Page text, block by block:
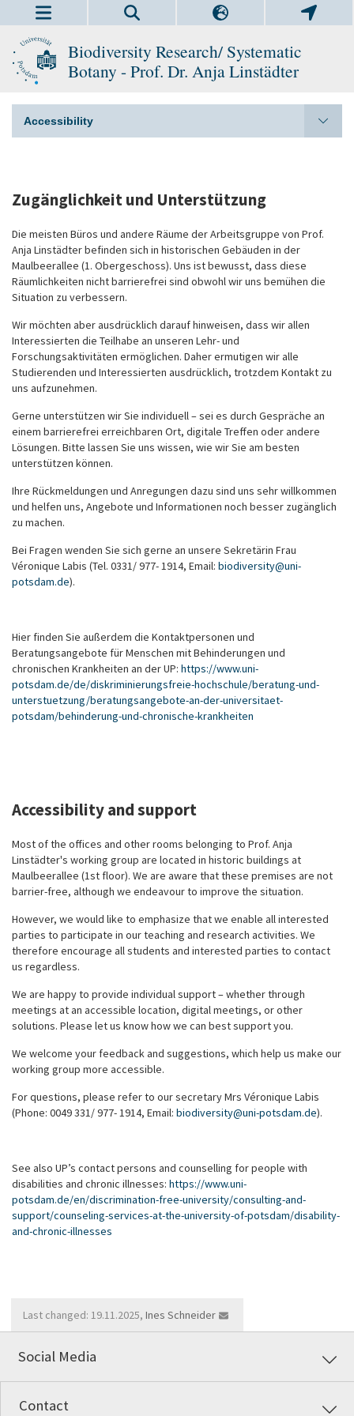
Biodiversity Research/ Systematic
Botany - Prof. Dr. Anja Linstädter
Accessibility
Zugänglichkeit und Unterstützung
Die meisten Büros und andere Räume der Arbeitsgruppe von Prof.
Anja Linstädter befinden sich in historischen Gebäuden in der
Maulbeerallee (1. Obergeschoss). Uns ist bewusst, dass diese
Räumlichkeiten nicht barrierefrei sind obwohl wir uns bemühen die
Situation zu verbessern.
Wir möchten aber ausdrücklich darauf hinweisen, dass wir allen
Interessierten die Teilhabe an unseren Lehr‑ und
Forschungsaktivitäten ermöglichen. Daher ermutigen wir alle
Studierenden und Interessierten ausdrücklich, trotzdem Kontakt zu
uns aufzunehmen.
Gerne unterstützen wir Sie individuell – sei es durch Gespräche an
einem barrierefrei erreichbaren Ort, digitale Treffen oder andere
Lösungen. Bitte lassen Sie uns wissen, wie wir Sie am besten
unterstützen können.
Ihre Rückmeldungen und Anregungen dazu sind uns sehr willkommen
und helfen uns, Angebote und Informationen noch besser zugänglich
zu machen.
Bei Fragen wenden Sie sich gerne an unsere Sekretärin Frau
Véronique Labis (Tel. 0331/ 977- 1914, Email: biodiversity@uni-
potsdam.de).
Hier finden Sie außerdem die Kontaktpersonen und
Beratungsangebote für Menschen mit Behinderungen und
chronischen Krankheiten an der UP: https://www.uni-
potsdam.de/de/diskriminierungsfreie-hochschule/beratung-und-
unterstuetzung/beratungsangebote-an-der-universitaet-
potsdam/behinderung-und-chronische-krankheiten
Accessibility and support
Most of the offices and other rooms belonging to Prof. Anja
Linstädter's working group are located in historic buildings at
Maulbeerallee (1st floor). We are aware that these premises are not
barrier-free, although we endeavour to improve the situation.
However, we would like to emphasize that we enable all interested
parties to participate in our teaching and research activities. We
therefore encourage all students and interested parties to contact
us regardless.
We are happy to provide individual support – whether through
meetings at an accessible location, digital meetings, or other
solutions. Please let us know how we can best support you.
We welcome your feedback and suggestions, which help us make our
working group more accessible.
For questions, please refer to our secretary Mrs Véronique Labis
(Phone: 0049 331/ 977- 1914, Email: biodiversity@uni-potsdam.de).
See also UP’s contact persons and counselling for people with
disabilities and chronic illnesses: https://www.uni-
potsdam.de/en/discrimination-free-university/consulting-and-
support/counseling-services-at-the-university-of-potsdam/disability-
and-chronic-illnesses
Last changed: 19.11.2025, Ines Schneider
Social Media
Contact